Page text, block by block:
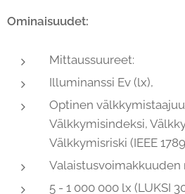
Ominaisuudet:
Mittaussuureet:
Illuminanssi Ev (lx),
Optinen
Välkkymisindeksi,
Välkkymisriski (IEEE
Valaistusvoimakkuuden
5 - 1 000 000 lx (LUKSI